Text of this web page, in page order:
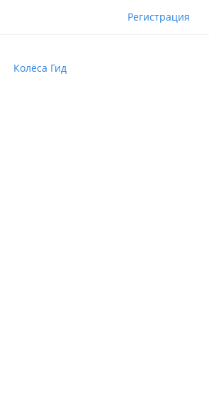
Регистрация
Колёса Гид